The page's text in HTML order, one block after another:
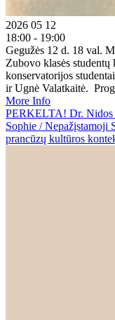
2026 05 12
18:00 - 19:00
Gegužės 12 d. 18 val.
Zubovo klasės
konservatorijos
ir Ugnė Valatkaitė.
More Info
PERKELTA! Dr. Nidos
Sophie / Nepažįstamoji
prancūzų kultūros